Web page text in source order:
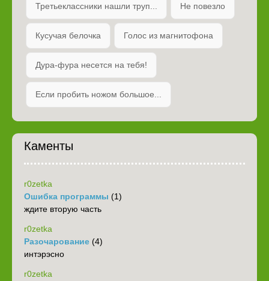
Третьеклассники нашли труп... Не повезло
Кусучая белочка Голос из магнитофона
Дура-фура несется на тебя!
Если пробить ножом большое...
Каменты
r0zetka
Ошибка программы (1)
ждите вторую часть
r0zetka
Разочарование (4)
интэрэсно
r0zetka